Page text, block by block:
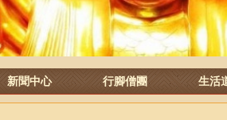
新聞中心 行腳僧團 生活